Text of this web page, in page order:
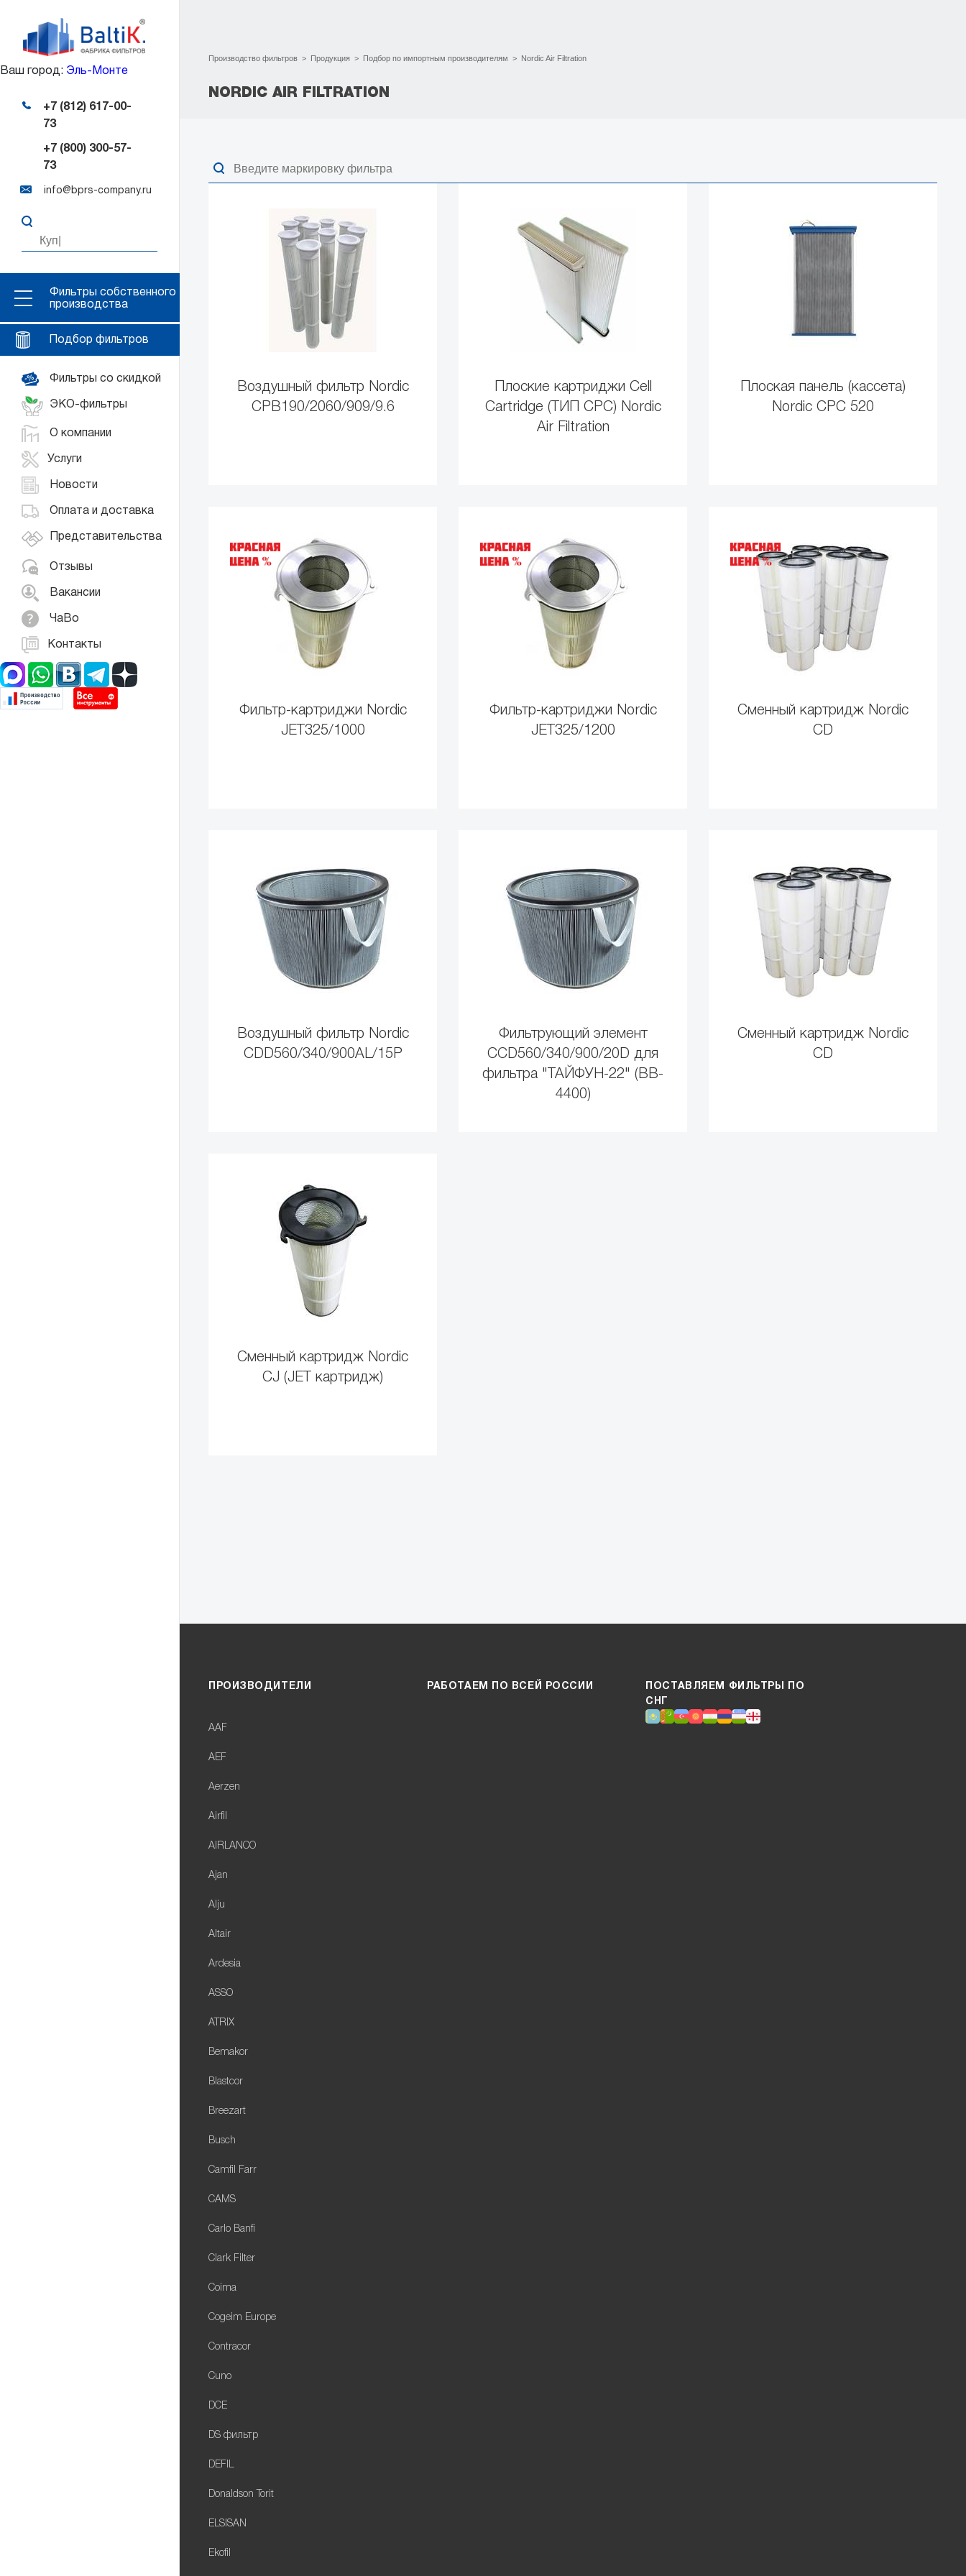
Ваш город: Эль-Монте
+7 (812) 617-00-
73
+7 (800) 300-57-
73
info@bprs-company.ru
Фильтры собственного
производства
Подбор фильтров
Фильтры со скидкой
ЭКО-фильтры
О компании
Услуги
Новости
Оплата и доставка
Представительства
Отзывы
Вакансии
ЧаВо
Контакты
Производство фильтров > Продукция > Подбор по импортным производителям > Nordic Air Filtration
NORDIC AIR FILTRATION
Воздушный фильтр Nordic
CPB190/2060/909/9.6
Плоские картриджи Cell
Cartridge (ТИП СРС) Nordic
Air Filtration
Плоская панель (кассета)
Nordic СРС 520
Фильтр-картриджи Nordic
JET325/1000
Фильтр-картриджи Nordic
JET325/1200
Сменный картридж Nordic
СD
Воздушный фильтр Nordic
CDD560/340/900AL/15P
Фильтрующий элемент
CCD560/340/900/20D для
фильтра "ТАЙФУН-22" (BB-
4400)
Сменный картридж Nordic
СD
Сменный картридж Nordic
CJ (JET картридж)
ПРОИЗВОДИТЕЛИ
AAF
AEF
Aerzen
Airfil
AIRLANCO
Ajan
Alju
Altair
Ardesia
ASSO
ATRIX
Bemakor
Blastcor
Breezart
Busch
Camfil Farr
CAMS
Carlo Banfi
Clark Filter
Coima
Cogeim Europe
Contracor
Cuno
DCE
DS фильтр
DEFIL
Donaldson Torit
ELSISAN
Ekofil
РАБОТАЕМ ПО ВСЕЙ РОССИИ
ПОСТАВЛЯЕМ ФИЛЬТРЫ ПО
СНГ